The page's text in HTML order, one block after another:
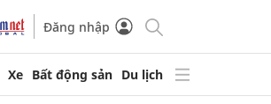
Đăng nhập
Xe Bất động sản Du lịch